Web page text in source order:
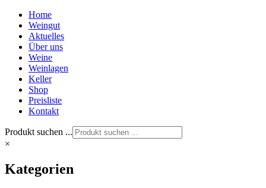
Home
Weingut
Aktuelles
Über uns
Weine
Weinlagen
Keller
Shop
Preisliste
Kontakt
Produkt suchen ...
×
Kategorien